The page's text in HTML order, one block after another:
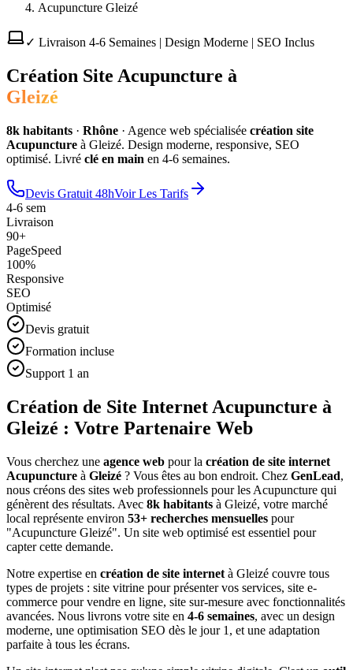
Acupuncture Gleizé
✓ Livraison 4-6 Semaines | Design Moderne | SEO Inclus
Création Site Acupuncture à
Gleizé
8k habitants · Rhône · Agence web spécialisée création site
Acupuncture à Gleizé. Design moderne, responsive, SEO
optimisé. Livré clé en main en 4-6 semaines.
Devis Gratuit 48hVoir Les Tarifs
4-6 sem
Livraison
90+
PageSpeed
100%
Responsive
SEO
Optimisé
Devis gratuit
Formation incluse
Support 1 an
Création de Site Internet Acupuncture à
Gleizé : Votre Partenaire Web
Vous cherchez une agence web pour la création de site internet
Acupuncture à Gleizé ? Vous êtes au bon endroit. Chez GenLead,
nous créons des sites web professionnels pour les Acupuncture qui
génèrent des résultats. Avec 8k habitants à Gleizé, votre marché
local représente environ 53+ recherches mensuelles pour
"Acupuncture Gleizé". Un site web optimisé est essentiel pour
capter cette demande.
Notre expertise en création de site internet à Gleizé couvre tous
types de projets : site vitrine pour présenter vos services, site e-
commerce pour vendre en ligne, site sur-mesure avec fonctionnalités
avancées. Nous livrons votre site en 4-6 semaines, avec un design
moderne, une optimisation SEO dès le jour 1, et une adaptation
parfaite à tous les écrans.